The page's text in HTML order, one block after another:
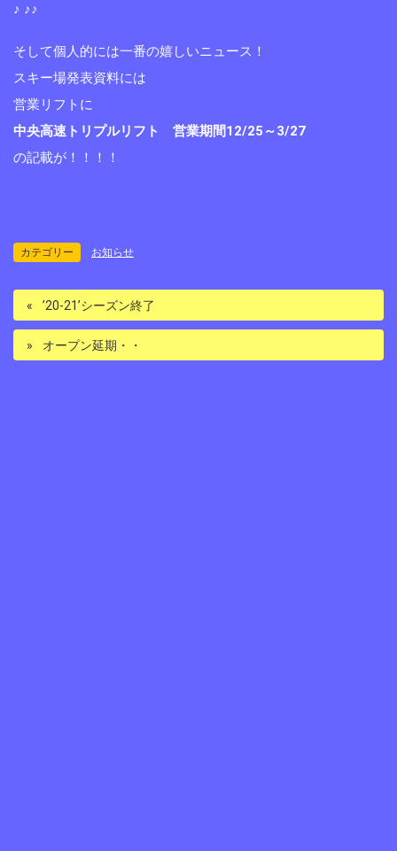
♪ ♪♪
そして個人的には一番の嬉しいニュース！
スキー場発表資料には
営業リフトに
中央高速トリプルリフト 営業期間12/25～3/27
の記載が！！！！
カテゴリー お知らせ
’20-21’シーズン終了
オープン延期・・